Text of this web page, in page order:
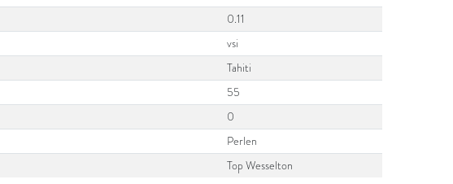
0.11
vsi
Tahiti
55
0
Perlen
Top Wesselton